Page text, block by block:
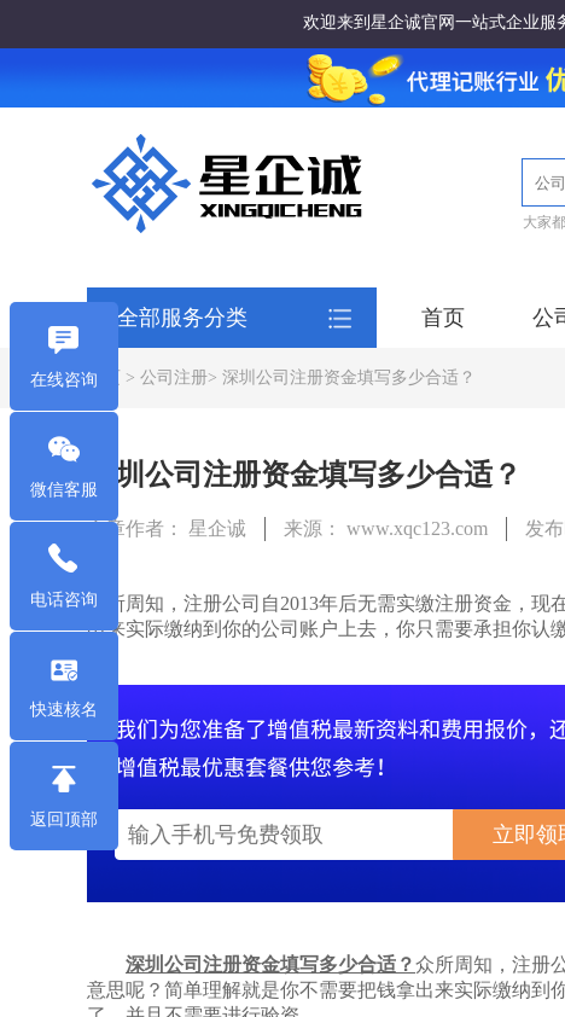
欢迎来到星企诚官网一站式企业服
大家
全部服务分类 首页 公
在线咨询
微信客服
电话咨询
快速核名
返回顶部
首页 > 公司注册> 深圳公司注册资金填写多少合适？
深圳公司注册资金填写多少合适？
文章作者： 星企诚 来源： www.xqc123.com 发
众所周知，注册公司自2013年后无需实缴注册资金，
出来实际缴纳到你的公司账户上去，你只需要承担你认
立即领
深圳公司注册资金填写多少合适？众所周知，注册
意思呢？简单理解就是你不需要把钱拿出来实际缴纳到